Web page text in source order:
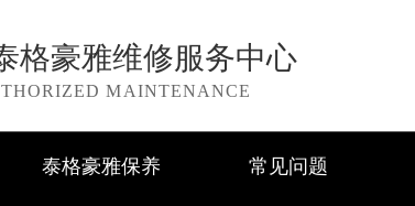
格豪雅维修服务中心
MAINTENANCE
泰格豪雅保养 常见问题